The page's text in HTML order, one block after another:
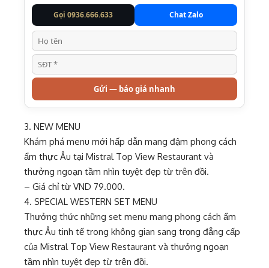
Gọi 0936.666.633
Chat Zalo
Gửi — báo giá nhanh
3. NEW MENU
Khám phá menu mới hấp dẫn mang đậm phong cách
ẩm thực Âu tại Mistral Top View Restaurant và
thưởng ngoạn tầm nhìn tuyệt đẹp từ trên đồi.
– Giá chỉ từ VND 79.000.
4. SPECIAL WESTERN SET MENU
Thưởng thức những set menu mang phong cách ẩm
thực Âu tinh tế trong không gian sang trọng đẳng cấp
của Mistral Top View Restaurant và thưởng ngoạn
tầm nhìn tuyệt đẹp từ trên đồi.